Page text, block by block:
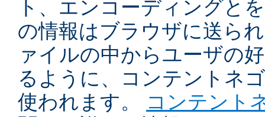
ト、エンコーディングと
の情報はブラウザに送ら
ァイルの中からユーザの
るように、コンテントネ
使われます。
コンテント